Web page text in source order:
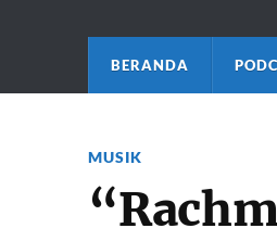
BERANDA
MUSIK